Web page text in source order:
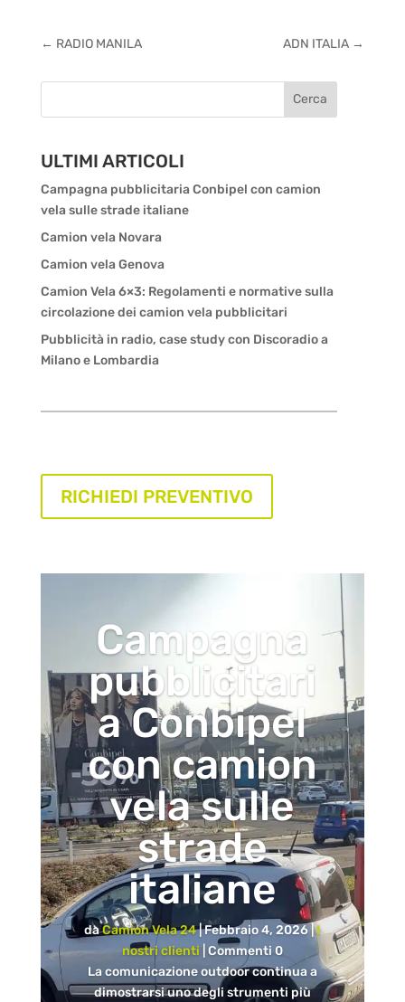
← RADIO MANILA ADN ITALIA →
Cerca
ULTIMI ARTICOLI
Campagna pubblicitaria Conbipel con camion
vela sulle strade italiane
Camion vela Novara
Camion vela Genova
Camion Vela 6×3: Regolamenti e normative sulla
circolazione dei camion vela pubblicitari
Pubblicità in radio, case study con Discoradio a
Milano e Lombardia
RICHIEDI PREVENTIVO
Campagna
pubblicitari
a Conbipel
con camion
vela sulle
strade
italiane
daCamion Vela 24|Febbraio 4, 2026|I
nostri clienti | Commenti 0
La comunicazione outdoor continua a
dimostrarsi uno degli strumenti più